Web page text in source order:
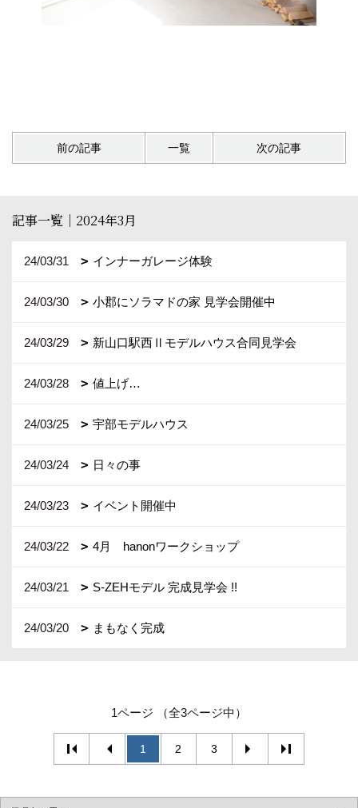
前の記事 一覧 次の記事
記事一覧｜2024年3月
24/03/31 インナーガレージ体験
24/03/30 小郡にソラマドの家 見学会開催中
24/03/29 新山口駅西Ⅱモデルハウス合同見学会
24/03/28 値上げ…
24/03/25 宇部モデルハウス
24/03/24 日々の事
24/03/23 イベント開催中
24/03/22 4月 hanonワークショップ
24/03/21 S-ZEHモデル 完成見学会 !!
24/03/20 まもなく完成
1ページ （全3ページ中）
1 2 3